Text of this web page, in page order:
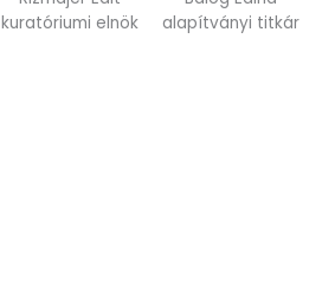
kuratóriumi elnök
alapítványi titkár